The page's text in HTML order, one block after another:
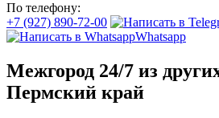
По телефону:
+7 (927) 890-72-00
Whatsapp
Межгород 24/7 из
Пермский край